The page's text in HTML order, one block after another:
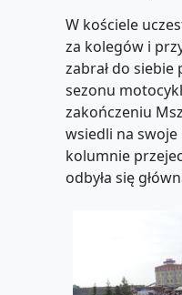
W kościele
za kolegów i
zabrał do
sezonu
zakończeniu
wsiedli na swoje
kolumnie
odbyła się